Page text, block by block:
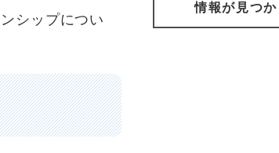
シップについ
情報が見つ